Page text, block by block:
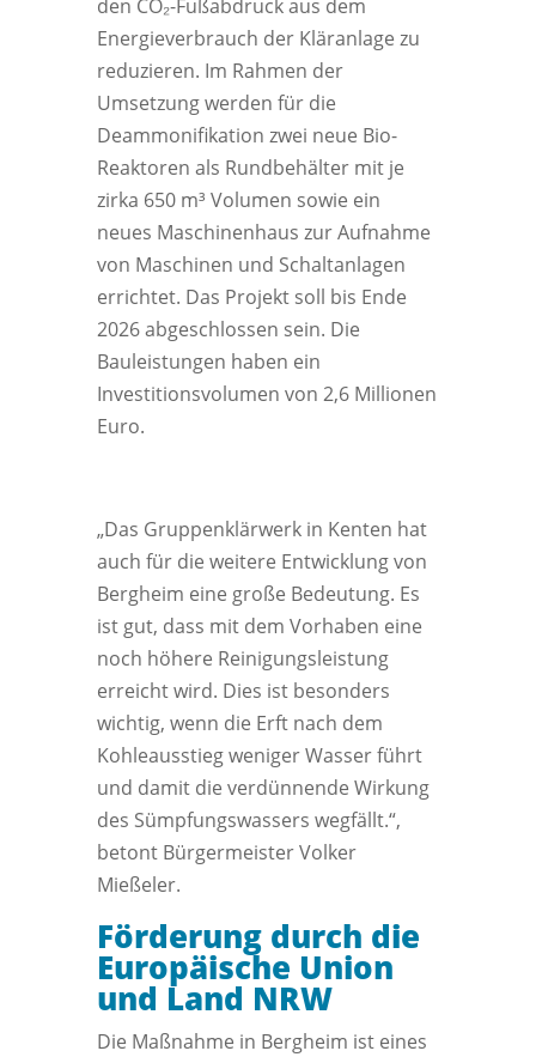
den CO₂-Fußabdruck aus dem
Energieverbrauch der Kläranlage zu
reduzieren. Im Rahmen der
Umsetzung werden für die
Deammonifikation zwei neue Bio-
Reaktoren als Rundbehälter mit je
zirka 650 m³ Volumen sowie ein
neues Maschinenhaus zur Aufnahme
von Maschinen und Schaltanlagen
errichtet. Das Projekt soll bis Ende
2026 abgeschlossen sein. Die
Bauleistungen haben ein
Investitionsvolumen von 2,6 Millionen
Euro.
„Das Gruppenklärwerk in Kenten hat
auch für die weitere Entwicklung von
Bergheim eine große Bedeutung. Es
ist gut, dass mit dem Vorhaben eine
noch höhere Reinigungsleistung
erreicht wird. Dies ist besonders
wichtig, wenn die Erft nach dem
Kohleausstieg weniger Wasser führt
und damit die verdünnende Wirkung
des Sümpfungswassers wegfällt.“,
betont Bürgermeister Volker
Mießeler.
Förderung durch die
Europäische Union
und Land NRW
Die Maßnahme in Bergheim ist eines